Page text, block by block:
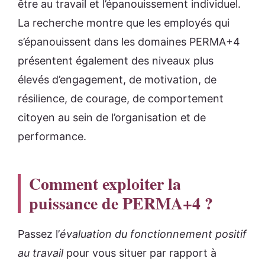
être au travail et l’épanouissement individuel.
La recherche montre que les employés qui
s’épanouissent dans les domaines PERMA+4
présentent également des niveaux plus
élevés d’engagement, de motivation, de
résilience, de courage, de comportement
citoyen au sein de l’organisation et de
performance.
Comment exploiter la
puissance de PERMA+4 ?
Passez l’évaluation du fonctionnement positif
au travailpour vous situer par rapport à